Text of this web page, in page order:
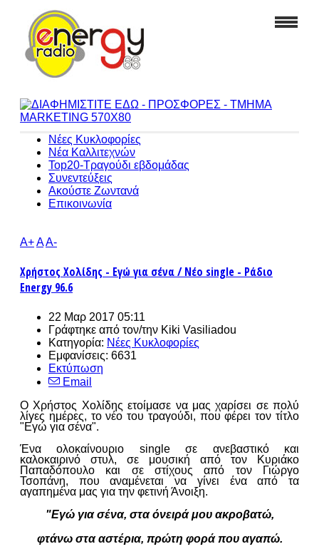
Νέες Κυκλοφορίες
Νέα Καλλιτεχνών
Top20-Τραγούδι εβδομάδας
Συνεντεύξεις
Ακούστε Ζωντανά
Επικοινωνία
A+AA-
Χρήστος Χολίδης - Εγώ για σένα / Νέο single - Ράδιο
Energy 96.6
22 Μαρ 2017 05:11
Γράφτηκε από τον/την Kiki Vasiliadou
Κατηγορία: Νέες Κυκλοφορίες
Εμφανίσεις: 6631
Εκτύπωση
Email
Ο Χρήστος Χολίδης ετοίμασε να μας χαρίσει σε πολύ
λίγες ημέρες, το νέο του τραγούδι, που φέρει τον τίτλο
"Εγώ για σένα".
Ένα ολοκαίνουριο single σε ανεβαστικό και
καλοκαιρινό στυλ, σε μουσική από τον Κυριάκο
Παπαδόπουλο και σε στίχους από τον Γιώργο
Τσοπάνη, που αναμένεται να γίνει ένα από τα
αγαπημένα μας για την φετινή Άνοιξη.
"Εγώ για σένα, στα όνειρά μου ακροβατώ,
φτάνω στα αστέρια, πρώτη φορά που αγαπώ.